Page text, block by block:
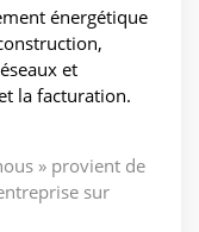
énergétique
et
la facturation.
» provient de
sur